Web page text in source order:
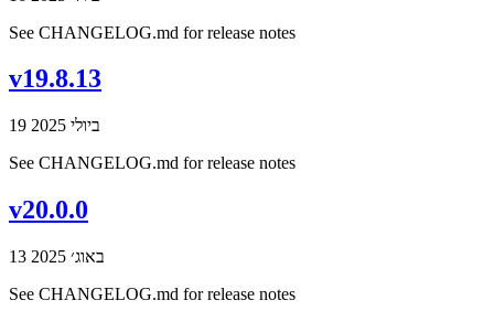
See CHANGELOG.md for release notes
v19.8.13
19 ביולי 2025
See CHANGELOG.md for release notes
v20.0.0
13 באוג׳ 2025
See CHANGELOG.md for release notes